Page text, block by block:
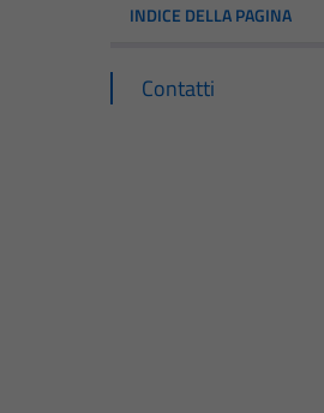
INDICE DELLA PAGINA
Contatti